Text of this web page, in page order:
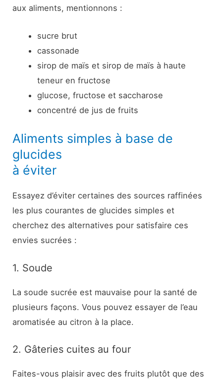
aux aliments, mentionnons :
sucre brut
cassonade
sirop de maïs et sirop de maïs à haute
teneur en fructose
glucose, fructose et saccharose
concentré de jus de fruits
Aliments simples à base de
glucides
à éviter
Essayez d’éviter certaines des sources raffinées
les plus courantes de glucides simples et
cherchez des alternatives pour satisfaire ces
envies sucrées :
1. Soude
La soude sucrée est mauvaise pour la santé de
plusieurs façons. Vous pouvez essayer de l’eau
aromatisée au citron à la place.
2. Gâteries cuites au four
Faites-vous plaisir avec des fruits plutôt que des